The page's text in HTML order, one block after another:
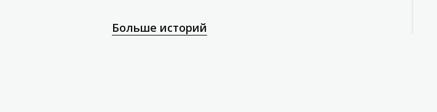
Больше историй